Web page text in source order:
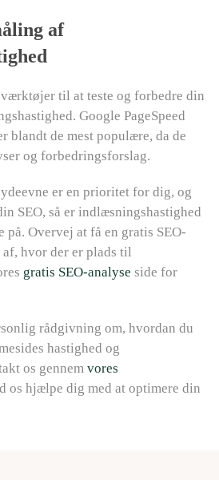
af
til at teste og forbedre din
Google PageSpeed
blandt de mest populære, da de
og forbedringsforslag.
er en prioritet for dig, og
SEO, så er indlæsningshastighed
på. Overvej at få en gratis SEO-
hvor der er plads til
gratis SEO-analyse side for
rådgivning om, hvordan du
hastighed og
os gennem vores
os hjælpe dig med at optimere din